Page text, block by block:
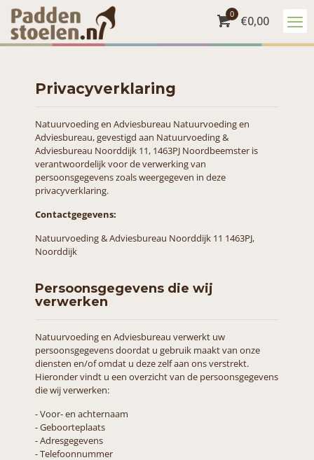
0 €0,00
Privacyverklaring
Natuurvoeding en Adviesbureau Natuurvoeding en
Adviesbureau, gevestigd aan Natuurvoeding &
Adviesbureau Noorddijk 11, 1463PJ Noordbeemster is
verantwoordelijk voor de verwerking van
persoonsgegevens zoals weergegeven in deze
privacyverklaring.
Contactgegevens:
Natuurvoeding & Adviesbureau Noorddijk 11 1463PJ,
Noorddijk
Persoonsgegevens die wij
verwerken
Natuurvoeding en Adviesbureau verwerkt uw
persoonsgegevens doordat u gebruik maakt van onze
diensten en/of omdat u deze zelf aan ons verstrekt.
Hieronder vindt u een overzicht van de persoonsgegevens
die wij verwerken:
- Voor- en achternaam
- Geboorteplaats
- Adresgegevens
- Telefoonnummer